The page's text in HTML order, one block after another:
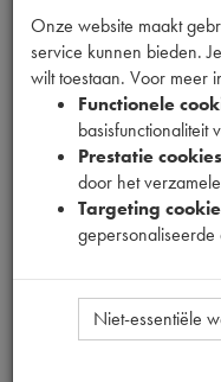
Productnummer
1937086
Prijs
25,45 ( € 21,03
Bestel
Onze website maakt
service kunnen bieden.
wilt toestaan. Voor meer
Functionele
basisfunctionaliteit
Prestatie cookies
door het
Targeting
gepersonaliseerde
Niet-essentiële